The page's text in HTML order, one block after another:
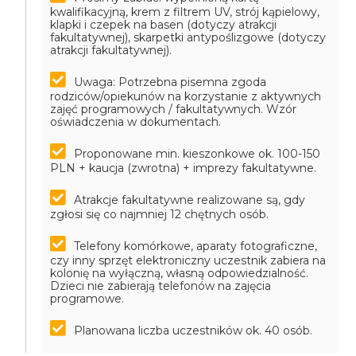
kwalifikacyjną, krem z filtrem UV, strój kąpielowy,
klapki i czepek na basen (dotyczy atrakcji
fakultatywnej), skarpetki antypoślizgowe (dotyczy
atrakcji fakultatywnej).
Uwaga: Potrzebna pisemna zgoda
rodziców/opiekunów na korzystanie z aktywnych
zajęć programowych / fakultatywnych. Wzór
oświadczenia w dokumentach.
Proponowane min. kieszonkowe ok. 100-150
PLN + kaucja (zwrotna) + imprezy fakultatywne.
Atrakcje fakultatywne realizowane są, gdy
zgłosi się co najmniej 12 chętnych osób.
Telefony komórkowe, aparaty fotograficzne,
czy inny sprzęt elektroniczny uczestnik zabiera na
kolonię na wyłączną, własną odpowiedzialność.
Dzieci nie zabierają telefonów na zajęcia
programowe.
Planowana liczba uczestników ok. 40 osób.